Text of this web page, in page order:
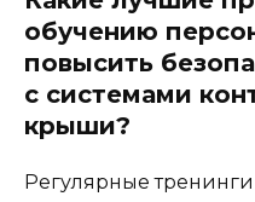
обучению
повысить
с системами
крыши?
Регулярные